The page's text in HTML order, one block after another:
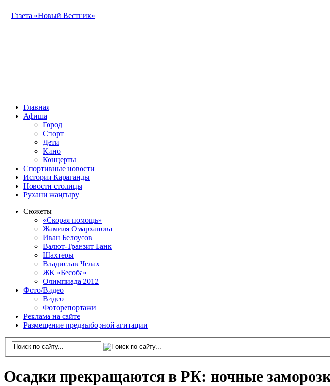
Газета «Новый Вестник»
Главная
Афиша
Город
Спорт
Дети
Кино
Концерты
Спортивные новости
История Караганды
Новости столицы
Рухани жаңғыру
Сюжеты
«Скорая помощь»
Жамиля Омарханова
Иван Белоусов
Валют-Транзит Банк
Шахтеры
Владислав Челах
ЖК «Бесоба»
Олимпиада 2012
Фото/Видео
Видео
Фоторепортажи
Реклама на сайте
Размещение предвыборной агитации
Осадки прекращаются в РК: ночные